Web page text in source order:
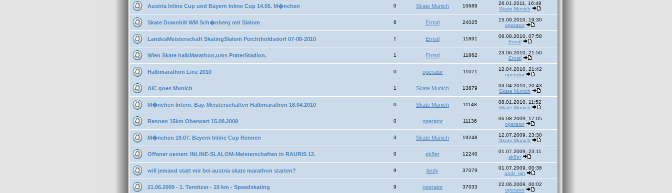
Austria Inline Cup und Bayern Inline Cup 14.05. M�nchen 0 Skate Munich 10689
26.01.2011, 16:48
Skate Munich
Skate Downhill WM Sch�nberg mit Slalom 6 Ernstl 24025
15.09.2010, 19:30
operator
LandesMeisterschaft SkatingSlalom Perchtholdsdorf 07-08-2010 1 Ernstl 11891
08.08.2010, 07:58
Ernstl
Wien Skate halbMarathon,ums PraterStadion. 1 Ernstl 11862
23.06.2010, 21:50
Ernstl
Halbmarathon Linz 2010 0 operator 11071
12.04.2010, 21:42
operator
AIC goes Munich 1 Skate Munich 13879
03.04.2010, 20:43
Skate Munich
M�nchen Intern. Bay. Meisterschaften Halbmarathon 18.04.2010 0 Skate Munich 11148
08.01.2010, 11:52
Skate Munich
Rennen 15km Oberwart 15.08.2009 0 operator 11136
06.08.2009, 17:05
operator
M�nchen 19.07. Bayern Inline Cup Rennen 3 Skate Munich 19248
12.07.2009, 23:30
Skate Munich
Offener oesterr. INLINE-SLALOM-Meisterschaften in RAURIS 12. 0 sk8er 12240
01.07.2009, 23:11
sk8er
will jemand statt mir bei austria skate marathon starten? 9 lordy 37079
01.07.2009, 00:36
andr_gin
21.06.2009 - 1. Ternitzer - 10 km - Speedskating 9 operator 37033
22.06.2009, 00:02
operator